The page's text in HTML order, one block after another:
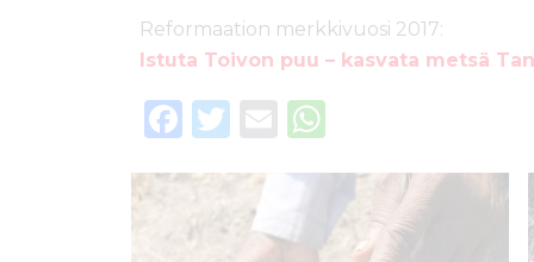
Reformaation merkkivuosi 2017:
Istuta Toivon puu – kasvata metsä
F
e
T
te
E
l
ts